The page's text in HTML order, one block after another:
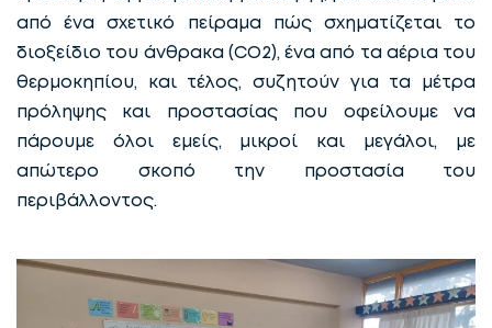
από ένα σχετικό πείραμα πώς σχηματίζεται το
διοξείδιο του άνθρακα (CO2), ένα από τα αέρια του
θερμοκηπίου, και τέλος, συζητούν για τα μέτρα
πρόληψης και προστασίας που οφείλουμε να
πάρουμε όλοι εμείς, μικροί και μεγάλοι, με
απώτερο σκοπό την προστασία του
περιβάλλοντος.